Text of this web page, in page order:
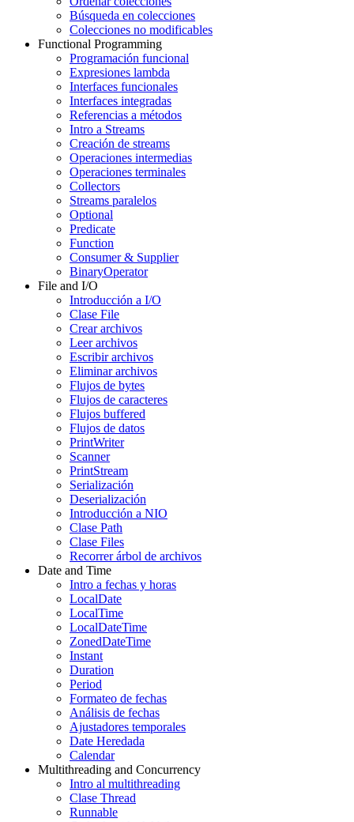
Búsqueda en colecciones
Colecciones no modificables
Functional Programming
Programación funcional
Expresiones lambda
Interfaces funcionales
Interfaces integradas
Referencias a métodos
Intro a Streams
Creación de streams
Operaciones intermedias
Operaciones terminales
Collectors
Streams paralelos
Optional
Predicate
Function
Consumer & Supplier
BinaryOperator
File and I/O
Introducción a I/O
Clase File
Crear archivos
Leer archivos
Escribir archivos
Eliminar archivos
Flujos de bytes
Flujos de caracteres
Flujos buffered
Flujos de datos
PrintWriter
Scanner
PrintStream
Serialización
Deserialización
Introducción a NIO
Clase Path
Clase Files
Recorrer árbol de archivos
Date and Time
Intro a fechas y horas
LocalDate
LocalTime
LocalDateTime
ZonedDateTime
Instant
Duration
Period
Formateo de fechas
Análisis de fechas
Ajustadores temporales
Date Heredada
Calendar
Multithreading and Concurrency
Intro al multithreading
Clase Thread
Runnable